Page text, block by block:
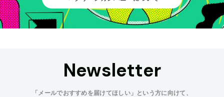
Newsletter
「メールでおすすめを届けてほしい」という方に向けて、